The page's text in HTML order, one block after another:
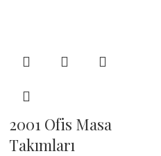
2001 Ofis Masa
Takımları